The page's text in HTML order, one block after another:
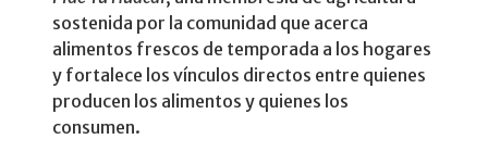
sostenida por la comunidad que acerca
alimentos frescos de temporada a los hogares
y fortalece los vínculos directos entre quienes
producen los alimentos y quienes los
consumen.